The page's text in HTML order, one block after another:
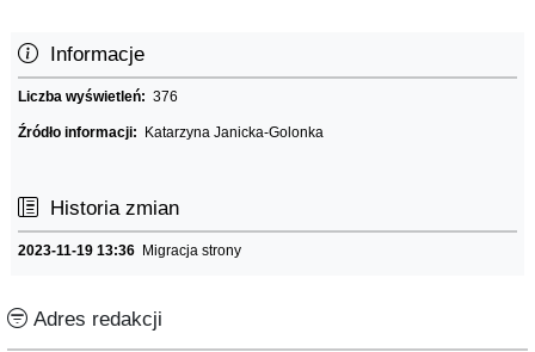
Informacje
Liczba wyświetleń: 376
Źródło informacji: Katarzyna Janicka-Golonka
Historia zmian
2023-11-19 13:36 Migracja strony
Adres redakcji